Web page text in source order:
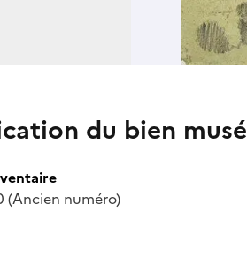
du bien
(Ancien numéro)